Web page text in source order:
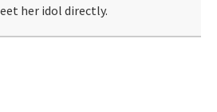
her idol directly.